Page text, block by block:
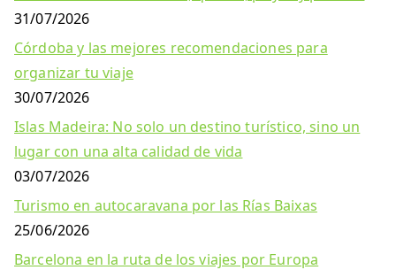
31/07/2026
Córdoba y las mejores recomendaciones para
organizar tu viaje
30/07/2026
Islas Madeira: No solo un destino turístico, sino un
lugar con una alta calidad de vida
03/07/2026
Turismo en autocaravana por las Rías Baixas
25/06/2026
Barcelona en la ruta de los viajes por Europa